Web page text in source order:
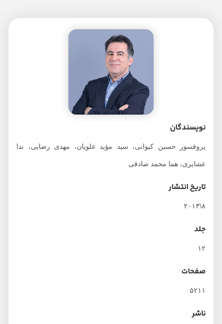
نویسندگان
پروفسور حسین کیوانی، سید مؤید علویان، مهدی رضایی، ندا
عشایری، هما محمد صادقی
تاریخ انتشار
صفحات